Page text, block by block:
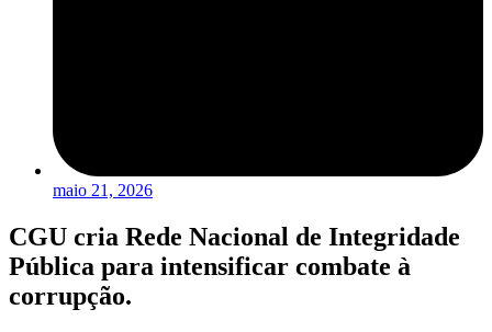
maio 21, 2026
CGU cria Rede Nacional de Integridade
Pública para intensificar combate à
corrupção.